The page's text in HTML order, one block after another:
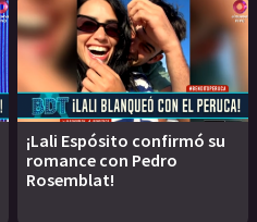
¡Lali Espósito confirmó su
romance con Pedro
Rosemblat!